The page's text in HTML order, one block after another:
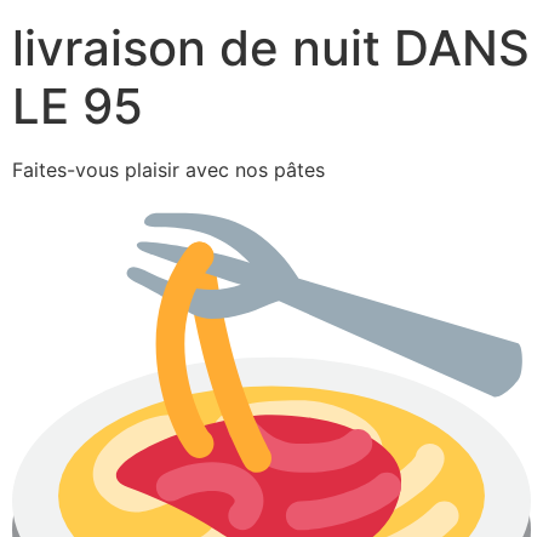
livraison de nuit DANS
LE 95
Faites-vous plaisir avec nos pâtes